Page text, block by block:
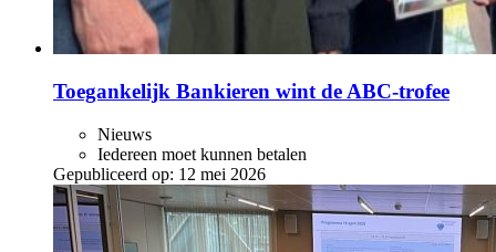
Toegankelijk Bankieren wint de ABC‑trofee
Nieuws
Iedereen moet kunnen betalen
Gepubliceerd op: 12 mei 2026